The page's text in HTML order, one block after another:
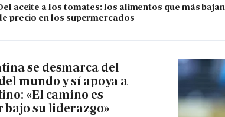
aceite a los tomates: los alimentos que más bajan
precio en los supermercados
se desmarca del
mundo y sí apoya a
«El camino es
bajo su liderazgo»